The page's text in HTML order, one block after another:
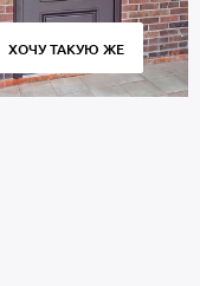
ХОЧУ ТАКУЮ ЖЕ